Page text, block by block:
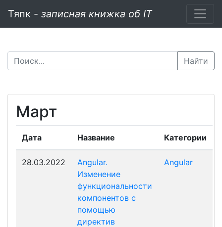
Тяпк - записная книжка об IT
Найти
Март
Дата Название Категории
28.03.2022
Angular.
Изменение
функциональности
компонентов с
помощью
директив
Angular